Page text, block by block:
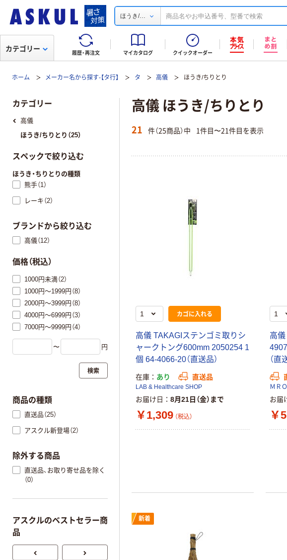
ほうき/...
履歴・再注文 マイカタログ クイックオーダー
カテゴリー
ホーム メーカー名から探す-【タ行】 タ 高儀 ほうき/ちりとり
高儀 ほうき/ちりとり
21 件（25商品）中 1件目〜21件目を表示
カゴに入れる
高儀 TAKAGIステンゴミ取りシ
ャークトング600mm 2050254 1
個 64-4066-20（直送品）
在庫 あり 直送品
LAB & Healthcare SHOP
お届け日 8月21日（金）まで
￥1,309 （税込）
高
（直
ＭＲ
お届
￥
新着
カテゴリー
高儀
ほうき/ちりとり（25）
スペックで絞り込む
ほうき・ちりとりの種類
熊手（1）
レーキ（2）
ブランドから絞り込む
高儀（12）
価格（税込）
1000円未満（2）
1000円～1999円（8）
2000円～3999円（8）
4000円～6999円（3）
7000円～9999円（4）
〜 円
検索
商品の種類
直送品（25）
アスクル新登場（2）
除外する商品
直送品、お取り寄せ品を除く
（0）
アスクルのベストセラー商
品